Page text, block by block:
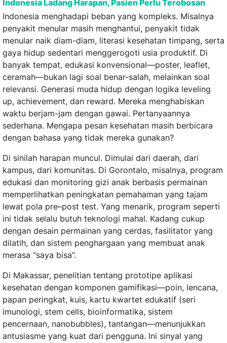
Indonesia Ladang Harapan, Pasien Perlu Terobosan
Indonesia menghadapi beban yang kompleks. Misalnya
penyakit menular masih menghantui, penyakit tidak
menular naik diam-diam, literasi kesehatan timpang, serta
gaya hidup sedentari menggerogoti usia produktif. Di
banyak tempat, edukasi konvensional—poster, leaflet,
ceramah—bukan lagi soal benar-salah, melainkan soal
relevansi. Generasi muda hidup dengan logika leveling
up, achievement, dan reward. Mereka menghabiskan
waktu berjam-jam dengan gawai. Pertanyaannya
sederhana. Mengapa pesan kesehatan masih berbicara
dengan bahasa yang tidak mereka gunakan?
Di sinilah harapan muncul. Dimulai dari daerah, dari
kampus, dari komunitas. Di Gorontalo, misalnya, program
edukasi dan monitoring gizi anak berbasis permainan
memperlihatkan peningkatan pemahaman yang tajam
lewat pola pre–post test. Yang menarik, program seperti
ini tidak selalu butuh teknologi mahal. Kadang cukup
dengan desain permainan yang cerdas, fasilitator yang
dilatih, dan sistem penghargaan yang membuat anak
merasa “saya bisa”.
Di Makassar, penelitian tentang prototipe aplikasi
kesehatan dengan komponen gamifikasi—poin, lencana,
papan peringkat, kuis, kartu kwartet edukatif (seri
imunologi, stem cells, bioinformatika, sistem
pencernaan, nanobubbles), tantangan—menunjukkan
antusiasme yang kuat dari pengguna. Ini sinyal yang